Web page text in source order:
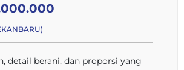
detail berani, dan proporsi yang